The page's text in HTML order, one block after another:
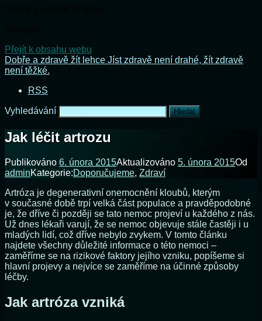
Přejít k obsahu webu
Dobře a zdravě žít lehce Jíst zdravě není drahé, žít zdravě
není těžké.
RSS
Vyhledávání
Jak léčit artrozu
Publikováno 6. února 2015Aktualizováno 5. února 2015Od
adminKategorie:Doporučujeme, Zdraví
Artróza je degenerativní onemocnění kloubů, kterým
v současné době trpí velká část populace a pravděpodobné
je, že dříve či později se tato nemoc projeví u každého z nás.
Už dnes lékaři varují, že se nemoc objevuje stále častěji i u
mladých lidí, což dříve nebylo zvykem. V tomto článku
najdete všechny důležité informace o této nemoci –
zaměříme se na rizikové faktory jejího vzniku, popíšeme si
hlavní projevy a nejvíce se zaměříme na účinné způsoby
léčby.
Jak artróza vzniká